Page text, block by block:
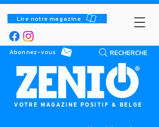
Lire notre magazine
RECHERCHE
Abonnez-vous
VOTRE MAGAZINE POSITIF & BELGE